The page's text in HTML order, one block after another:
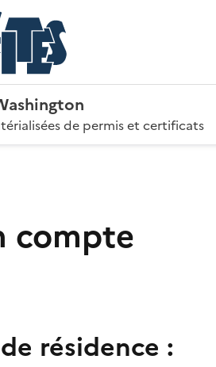
de permis et certificats
compte
résidence :